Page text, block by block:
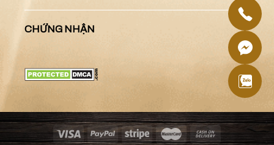
CHỨNG NHẬN